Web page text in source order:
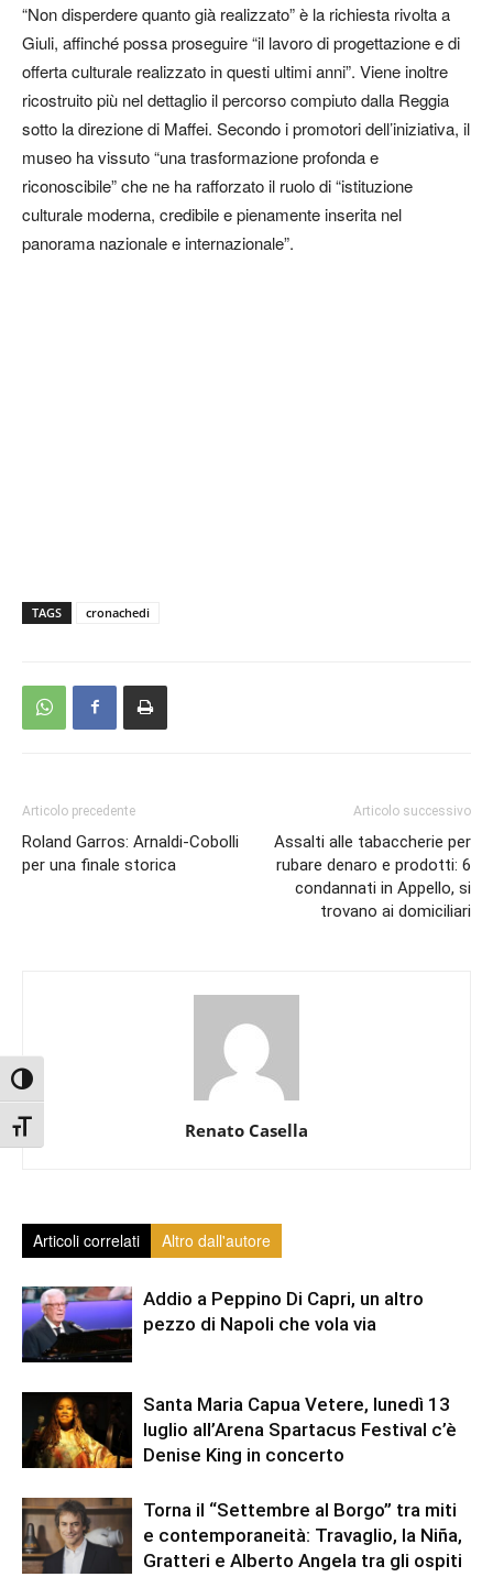
Attiva/disattiva alto contrasto
Attiva/disattiva dimensione testo
“Non disperdere quanto già realizzato” è la richiesta rivolta a
Giuli, affinché possa proseguire “il lavoro di progettazione e di
offerta culturale realizzato in questi ultimi anni”. Viene inoltre
ricostruito più nel dettaglio il percorso compiuto dalla Reggia
sotto la direzione di Maffei. Secondo i promotori dell’iniziativa, il
museo ha vissuto “una trasformazione profonda e
riconoscibile” che ne ha rafforzato il ruolo di “istituzione
culturale moderna, credibile e pienamente inserita nel
panorama nazionale e internazionale”.
TAGS cronachedi
Articolo precedente
Roland Garros: Arnaldi-Cobolli
per una finale storica
Articolo successivo
Assalti alle tabaccherie per
rubare denaro e prodotti: 6
condannati in Appello, si
trovano ai domiciliari
Renato Casella
Articoli correlati Altro dall'autore
Addio a Peppino Di Capri, un altro
pezzo di Napoli che vola via
Santa Maria Capua Vetere, lunedì 13
luglio all’Arena Spartacus Festival c’è
Denise King in concerto
Torna il “Settembre al Borgo” tra miti
e contemporaneità: Travaglio, la Niña,
Gratteri e Alberto Angela tra gli ospiti